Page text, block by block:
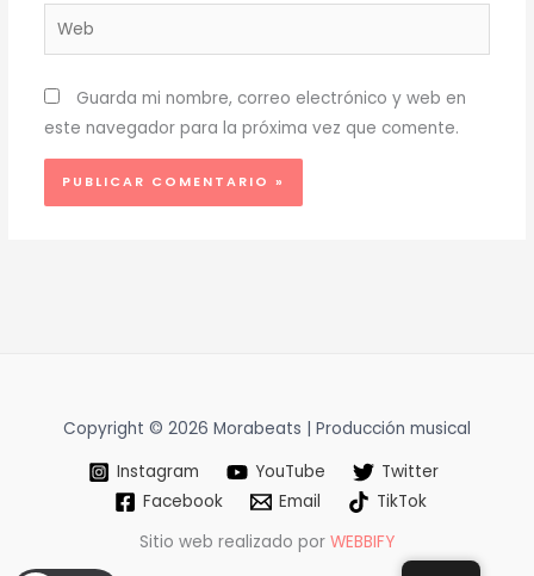
Web
Guarda mi nombre, correo electrónico y web en
este navegador para la próxima vez que comente.
Copyright © 2026 Morabeats | Producción musical
Instagram
YouTube
Twitter
Facebook
Email
TikTok
Sitio web realizado por WEBBIFY